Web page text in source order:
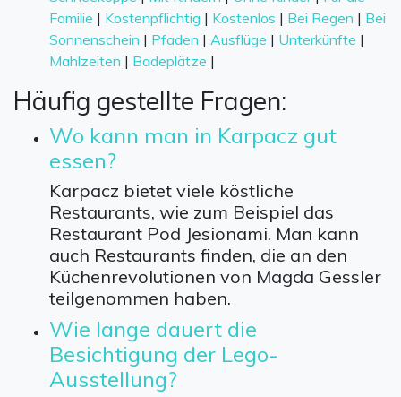
Familie | Kostenpflichtig | Kostenlos | Bei Regen | Bei
Sonnenschein | Pfaden | Ausflüge | Unterkünfte |
Mahlzeiten | Badeplätze |
Häufig gestellte Fragen:
Wo kann man in Karpacz gut
essen?
Karpacz bietet viele köstliche
Restaurants, wie zum Beispiel das
Restaurant Pod Jesionami. Man kann
auch Restaurants finden, die an den
Küchenrevolutionen von Magda Gessler
teilgenommen haben.
Wie lange dauert die
Besichtigung der Lego-
Ausstellung?